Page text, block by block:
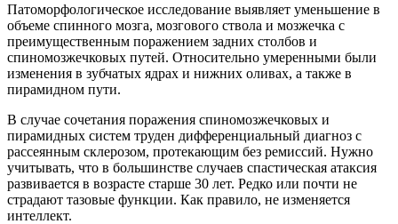
Патоморфологическое исследование выявляет уменьшение в
объеме спинного мозга, мозгового ствола и мозжечка с
преимущественным поражением задних столбов и
спиномозжечковых путей. Относительно умеренными были
изменения в зубчатых ядрах и нижних оливах, а также в
пирамидном пути.
В случае сочетания поражения спиномозжечковых и
пирамидных систем труден дифференциальный диагноз с
рассеянным склерозом, протекающим без ремиссий. Нужно
учитывать, что в большинстве случаев спастическая атаксия
развивается в возрасте старше 30 лет. Редко или почти не
страдают тазовые функции. Как правило, не изменяется
интеллект.